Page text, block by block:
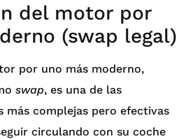
del motor por
(swap legal)
por uno más moderno,
swap, es una de las
más complejas pero efectivas
circulando con su coche